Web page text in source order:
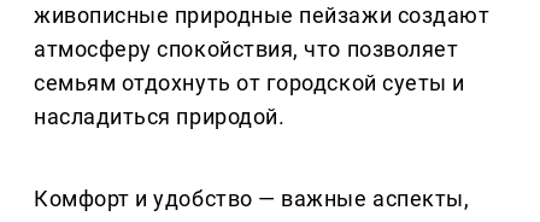
живописные природные пейзажи создают
атмосферу спокойствия, что позволяет
семьям отдохнуть от городской суеты и
насладиться природой.
Комфорт и удобство — важные аспекты,